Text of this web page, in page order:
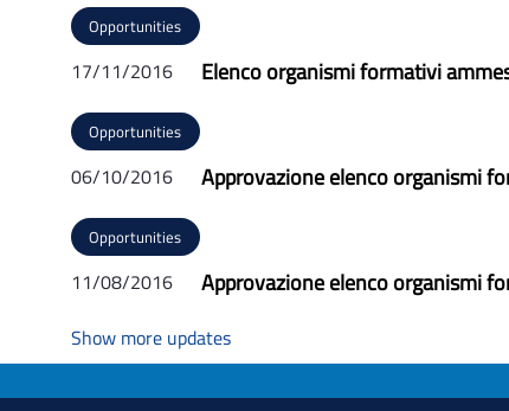
Opportunities
17/11/2016 Elenco organismi formativi
Opportunities
06/10/2016 Approvazione elenco organismi
Opportunities
11/08/2016 Approvazione elenco organismi
Show more updates